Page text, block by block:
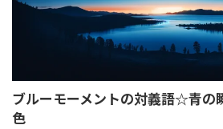
ブルーモーメントの対義語☆青の
色